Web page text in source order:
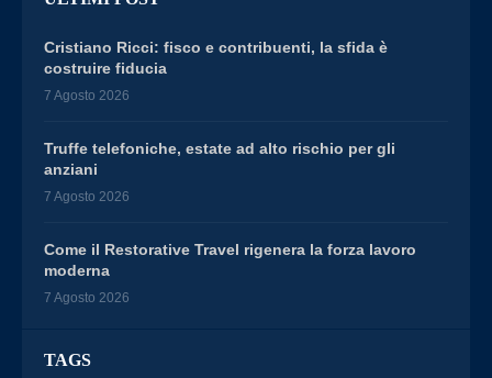
TAGS
Cristiano Ricci: fisco e contribuenti, la sfida è
costruire fiducia
7 Agosto 2026
Truffe telefoniche, estate ad alto rischio per gli
anziani
7 Agosto 2026
Come il Restorative Travel rigenera la forza lavoro
moderna
7 Agosto 2026